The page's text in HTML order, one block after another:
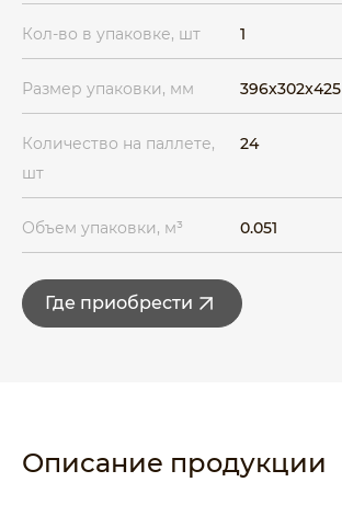
Кол-во в упаковке, шт 1
Размер упаковки, мм 396x302x425
Количество на паллете,
шт
24
Объем упаковки, м³ 0.051
Где приобрести
Описание продукции